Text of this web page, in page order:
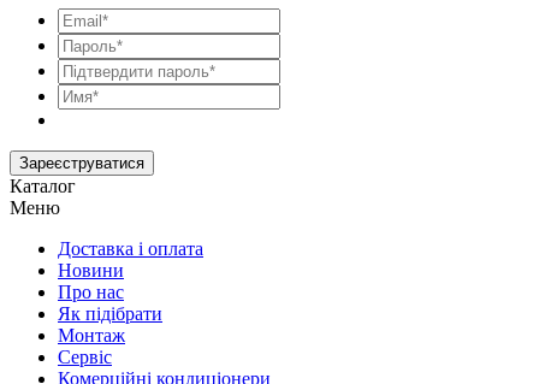
Зареєструватися
Каталог
Меню
Доставка і оплата
Новини
Про нас
Як підібрати
Монтаж
Сервіс
Комерційні кондиціонери